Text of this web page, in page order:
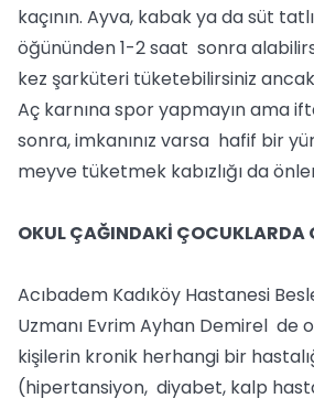
kaçının. Ayva, kabak ya da süt
öğününden 1-2 saat sonra
kez şarküteri tüketebilirsiniz
Aç karnına spor yapmayın ama
sonra, imkanınız varsa hafif bir
meyve tüketmek kabızlığı da
OKUL ÇAĞINDAKİ ÇOCUKLARDA
Acıbadem Kadıköy Hastanesi
Uzmanı Evrim Ayhan Demirel de
kişilerin kronik herhangi bir
(hipertansiyon, diyabet, kalp